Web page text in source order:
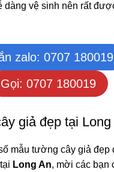
dàng vệ sinh nên rất
zalo: 0707 180019
Gọi: 0707 180019
giả đẹp tại Long
mẫu tường cây giả đẹp
Long An, mời các bạn